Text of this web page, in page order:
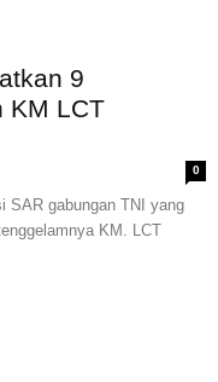
9
KM LCT
0
SAR gabungan TNI yang
KM. LCT